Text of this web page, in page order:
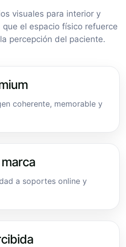
visuales para interior y
el espacio físico refuerce
percepción del paciente.
coherente, memorable y
a soportes online y